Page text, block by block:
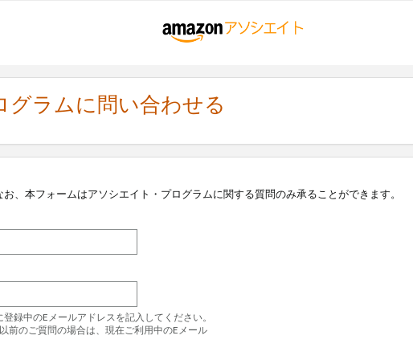
グラムに問い合わせる
、本フォームはアソシエイト・プログラムに関する質問のみ承ることができます。
録中のEメールアドレスを記入してください。
前のご質問の場合は、現在ご利用中のEメール